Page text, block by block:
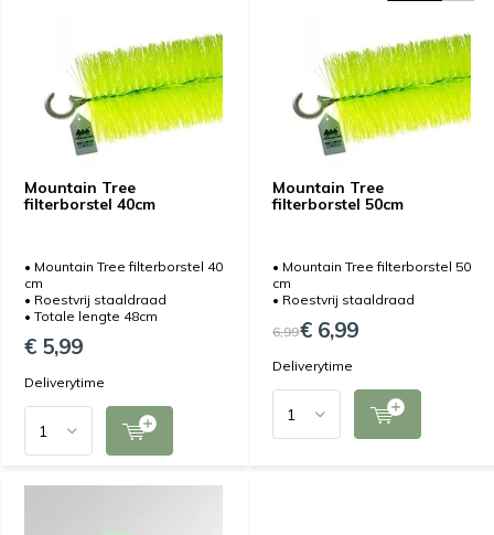
Mountain Tree
filterborstel 40cm
• Mountain Tree filterborstel 40
cm
• Roestvrij staaldraad
• Totale lengte 48cm
€ 5,99
Deliverytime
Mountain Tree
filterborstel 50cm
• Mountain Tree filterborstel 50
cm
• Roestvrij staaldraad
6,99€ 6,99
Deliverytime